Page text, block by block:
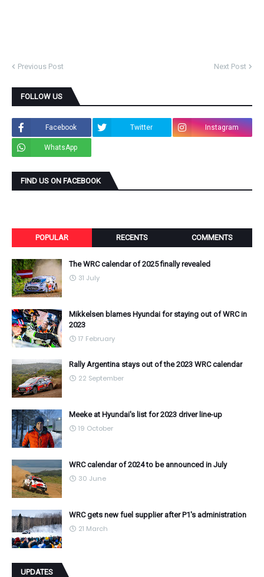
Previous Post Next Post
FOLLOW US
Facebook Twitter Instagram
WhatsApp
FIND US ON FACEBOOK
POPULAR RECENTS COMMENTS
The WRC calendar of 2025 finally revealed
31 July
Mikkelsen blames Hyundai for staying out of WRC in
2023
17 February
Rally Argentina stays out of the 2023 WRC calendar
22 September
Meeke at Hyundai's list for 2023 driver line-up
19 October
WRC calendar of 2024 to be announced in July
30 June
WRC gets new fuel supplier after P1's administration
21 March
UPDATES